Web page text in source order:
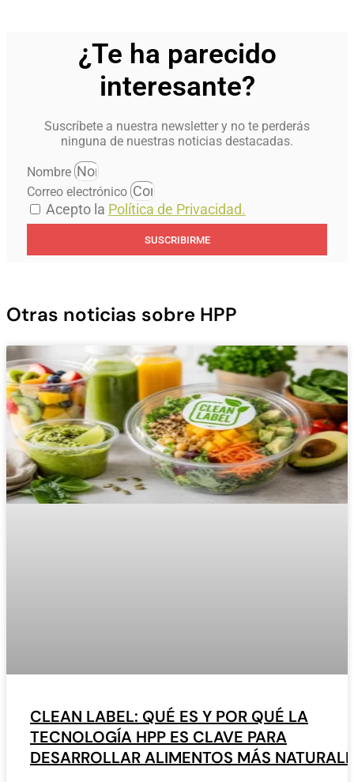
¿Te ha parecido
interesante?
Suscríbete a nuestra newsletter y no te perderás
ninguna de nuestras noticias destacadas.
Nombre
Correo electrónico
Acepto la Política de Privacidad.
SUSCRIBIRME
Otras noticias sobre HPP
CLEAN LABEL: QUÉ ES Y POR QUÉ LA
TECNOLOGÍA HPP ES CLAVE PARA
DESARROLLAR ALIMENTOS MÁS